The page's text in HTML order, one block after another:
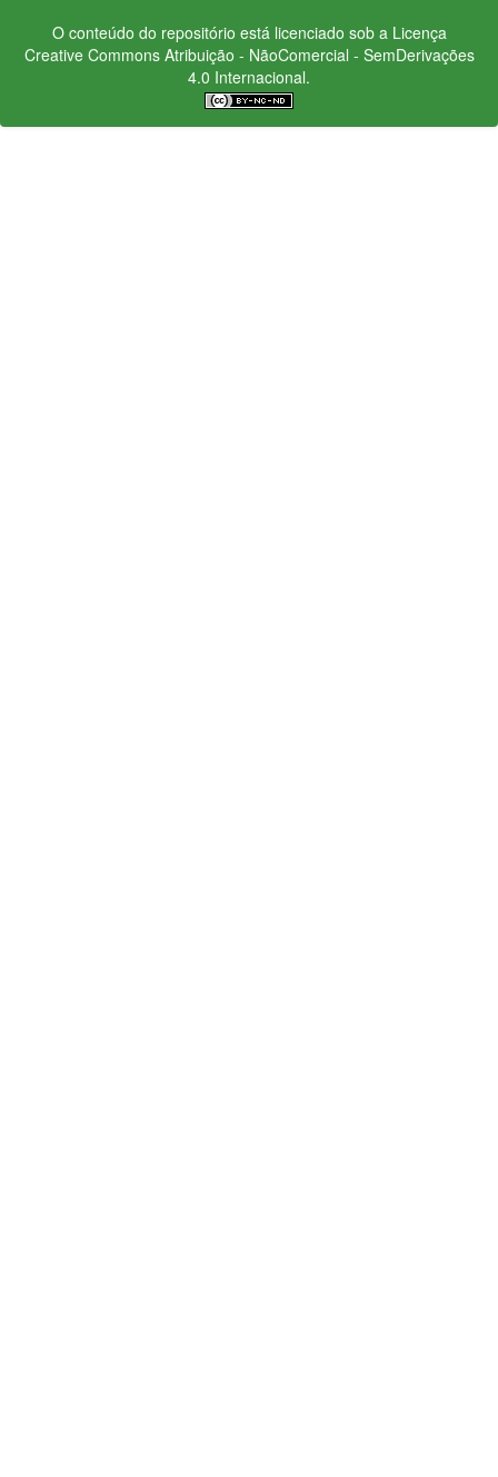
O conteúdo do repositório está licenciado sob a Licença
Creative CommonsAtribuição - NãoComercial - SemDerivações
4.0 Internacional.